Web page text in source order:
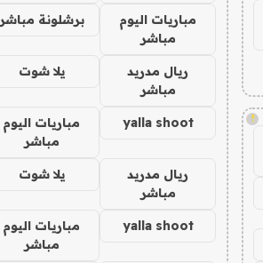
!
مباريات اليوم
مباشر
برشلونة مباشر
ريال مدريد
مباشر
يلا شوت
yalla shoot
مباريات اليوم
مباشر
ريال مدريد
مباشر
يلا شوت
yalla shoot
مباريات اليوم
مباشر